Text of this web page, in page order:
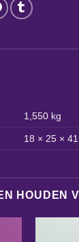
1,550 kg
18 × 25 ×
HOUDEN